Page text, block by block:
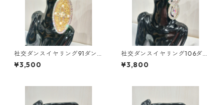
社交ダンスイヤリング91ダン
スアクセサリーベリーダンス
ブライダルアクセサリー
¥3,500
社交ダンスイヤリング106ダン
スアクセサリーベリーダンス
ブライダルアクセサリー
¥3,800